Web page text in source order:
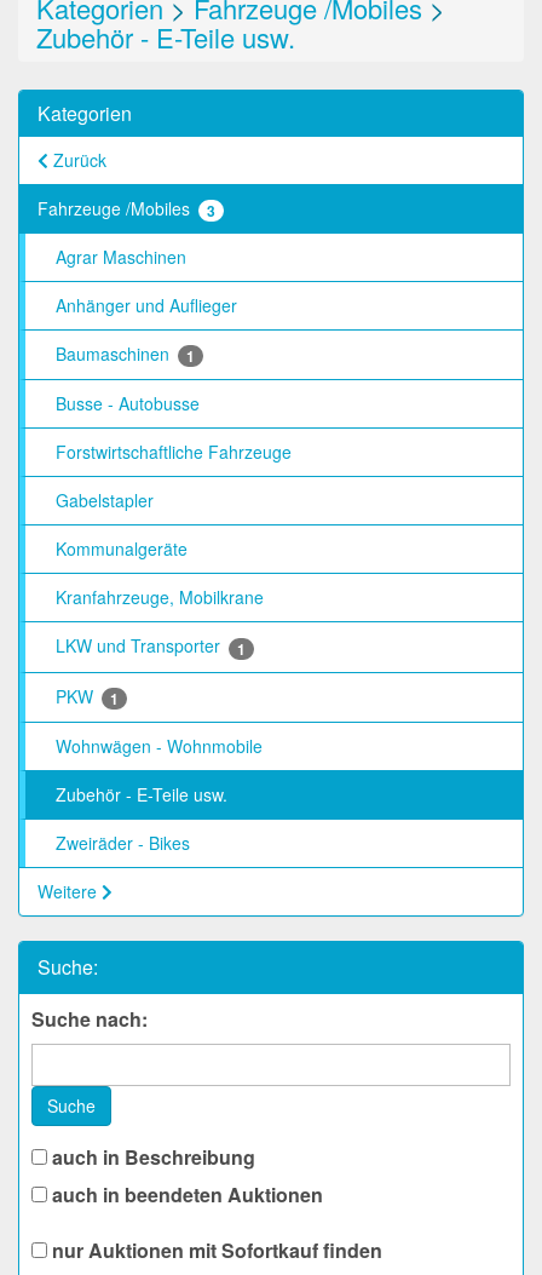
Kategorien > Fahrzeuge /Mobiles >
Zubehör - E-Teile usw.
Kategorien
Zurück
Fahrzeuge /Mobiles
3
Agrar Maschinen
Anhänger und Auflieger
Baumaschinen
1
Busse - Autobusse
Forstwirtschaftliche Fahrzeuge
Gabelstapler
Kommunalgeräte
Kranfahrzeuge, Mobilkrane
LKW und Transporter
1
PKW 1
Wohnwägen - Wohnmobile
Zubehör - E-Teile usw.
Zweiräder - Bikes
Weitere
Suche:
Suche nach:
Suche
auch in Beschreibung
auch in beendeten Auktionen
nur Auktionen mit Sofortkauf finden